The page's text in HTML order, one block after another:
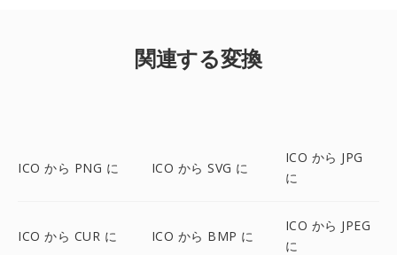
関連する変換
ICO から PNG に ICO から SVG に
ICO から JPG
に
ICO から CUR に ICO から BMP に
ICO から JPEG
に